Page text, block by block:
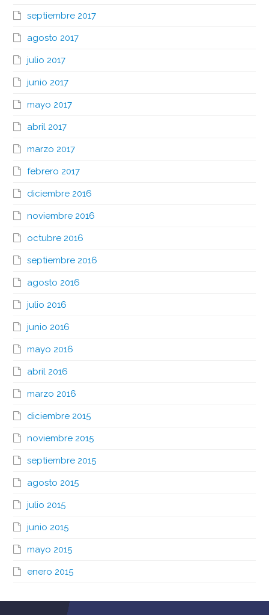
septiembre 2017
agosto 2017
julio 2017
junio 2017
mayo 2017
abril 2017
marzo 2017
febrero 2017
diciembre 2016
noviembre 2016
octubre 2016
septiembre 2016
agosto 2016
julio 2016
junio 2016
mayo 2016
abril 2016
marzo 2016
diciembre 2015
noviembre 2015
septiembre 2015
agosto 2015
julio 2015
junio 2015
mayo 2015
enero 2015